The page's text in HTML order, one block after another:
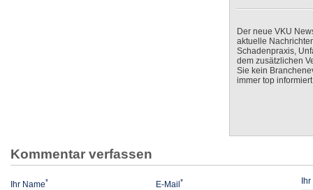
Der neue VKU
aktuelle
Schadenpraxis,
dem zusätzlichen
Sie kein
immer top
Kommentar verfassen
Ihr Name* E-Mail *